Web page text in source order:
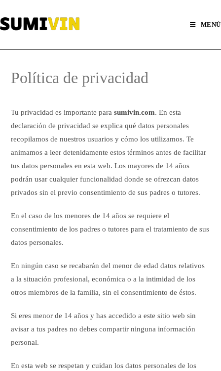
al
contenido
MENÚ
Política de privacidad
Tu privacidad es importante parasumivin.com. En esta
declaración de privacidad se explica qué datos personales
recopilamos de nuestros usuarios y cómo los utilizamos. Te
animamos a leer detenidamente estos términos antes de facilitar
tus datos personales en esta web. Los mayores de 14 años
podrán usar cualquier funcionalidad donde se ofrezcan datos
privados sin el previo consentimiento de sus padres o tutores.
En el caso de los menores de 14 años se requiere el
consentimiento de los padres o tutores para el tratamiento de sus
datos personales.
En ningún caso se recabarán del menor de edad datos relativos
a la situación profesional, económica o a la intimidad de los
otros miembros de la familia, sin el consentimiento de éstos.
Si eres menor de 14 años y has accedido a este sitio web sin
avisar a tus padres no debes compartir ninguna información
personal.
En esta web se respetan y cuidan los datos personales de los